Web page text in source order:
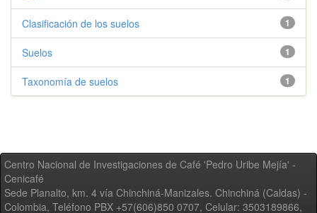
1
Clasificación de los suelos
1
Suelos
1
Taxonomía de suelos
Centro Nacional de Investigaciones de Café 'Pedro Uribe Mejía' -
Cenicafé
Sede Planalto, km. 4 vía Chinchiná-Manizales. Chinchiná (Caldas) -
Colombia, Teléfono PBX +57(606)850 0707, Celular: 3503189866,